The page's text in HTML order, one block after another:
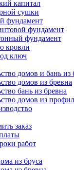
капитал
сушки
фундамент
фундамент
фундамент
кровли
ключ
домов и бань из
домов из бревна
бань из бревна
домов из
заказ
работ
из бруса